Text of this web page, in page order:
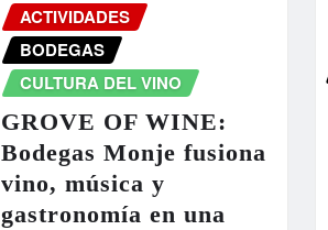
ACTIVIDADES
BODEGAS
CULTURA DEL VINO
GROVE OF WINE:
Bodegas Monje fusiona
vino, música y
gastronomía en una